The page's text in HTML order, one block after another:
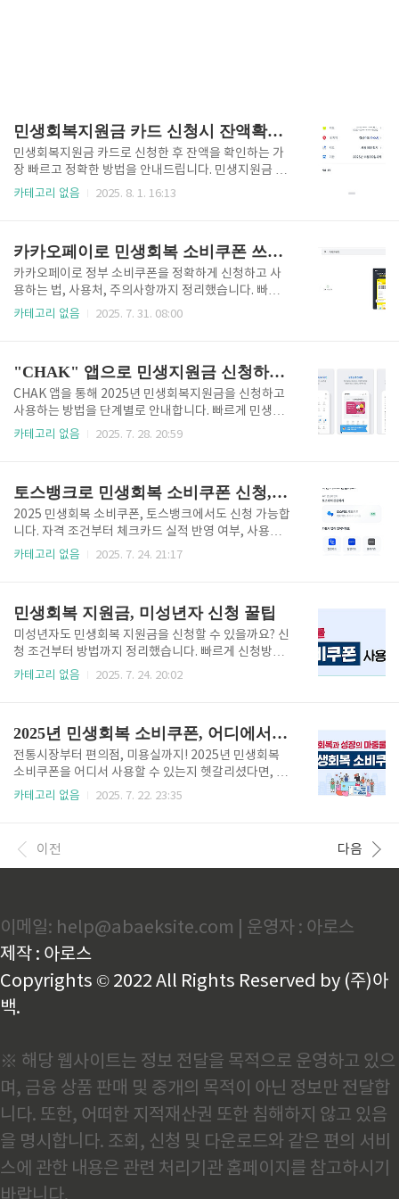
민생회복지원금 카드 신청시 잔액확인 하는법
민생회복지원금 카드로 신청한 후 잔액을 확인하는 가
장 빠르고 정확한 방법을 안내드립니다. 민생지원금 신
청 바로가기 👆 민생회복지원금 카드 신청 개요 민생회
합니다.잔액 확인 방법 요약 신청한 카드사의 앱 또는
홈페이지를 통해 본인 인증 후 잔액을 확인할 수 있습니
다. 예: 국민카드로 신청 시 KB국민카드 앱에서 확인카
드사별 잔액 확인 방법국민카드: KB앱 > 혜택 > 민생지
원금 조회신한카드: 신한플레이 앱 > ‘지원금’ 검색삼성
택..
카테고리 없음 2025. 8. 1. 16:13
카카오페이로 민생회복 소비쿠폰 쓰는 법
카카오페이로 정부 소비쿠폰을 정확하게 신청하고 사
용하는 법, 사용처, 주의사항까지 정리했습니다. 빠르게
소비쿠폰 혜택을 받으시려면 아래 버튼을 눌러보세요.
다. 지역경제 활성화를 목표로 하며, 카카오페이 등 간
편결제 플랫폼과 연동되어 사용할 수 있습니다.사용처:
전통시장, 지역 소상공인 매장, 일부 온라인몰 등카카오
페이로 소비쿠폰 신청하는 방법카카오페이 앱 실행‘이
벤트’ 또는 ‘정부지원 쿠폰’ 메뉴 선택주소지 기준 자격
이로 쿠폰 사용하는 방..
카테고리 없음 2025. 7. 31. 08:00
"CHAK" 앱으로 민생지원금 신청하는 방법 및 사용방법 총정리
CHAK 앱을 통해 2025년 민생회복지원금을 신청하고
사용하는 방법을 단계별로 안내합니다. 빠르게 민생지
원금 받으려면 아래 버튼을 확인하세요. "CHAK" 지원
여 내수 활성화를 목표로 합니다. 거주민, 소상공인, 저
소득층 등을 중심으로 대상이 설정되며 CHAK 앱을 통
해 신청합니다.2. CHAK 앱이란?CHAK 앱은 한국조폐
공사가 운영하는 전국 통합 모바일 지역상품권 플랫폼
입니다. 상품권 구매, 충전, 사용, 가맹점 확인, 민생지
생지원금..
카테고리 없음 2025. 7. 28. 20:59
토스뱅크로 민생회복 소비쿠폰 신청, 꼭 알아야 할 질문들!
2025 민생회복 소비쿠폰, 토스뱅크에서도 신청 가능합
니다. 자격 조건부터 체크카드 실적 반영 여부, 사용처
까지 자주 묻는 질문을 정리했습니다. 빠르게 소비쿠폰
한부모 가정 또는 차상위 계층 두텁게 지원기초생활수
급자 두텁게 지원※ 체크카드 실적이 없어도 신청 가능
합니다!Q2. 토스뱅크 체크카드가 꼭 있어야 하나요? 토
스뱅크 체크카드로 사용 하시려면 토스뱅크 체크카드
가 필요합니다.카드사 앱이 있으면 카드사앱으로 연결
클릭본인 인증 (PASS ..
카테고리 없음 2025. 7. 24. 21:17
민생회복 지원금, 미성년자 신청 꿀팁
미성년자도 민생회복 지원금을 신청할 수 있을까요? 신
청 조건부터 방법까지 정리했습니다. 빠르게 신청방법
을 원하시면 아래 버튼에서 확인하세요. 지금 바로 신청
또는 포인트 형태로 지원하는 제도입니다. 보통은 소득
수준, 가구 구성, 재산 규모 등을 기준으로 지급 대상이
선정되며, 저소득층 또는 복지 사각지대에 있는 국민들
에게 우선 배분됩니다.2. 미성년자도 신청 가능할까? 기
본적으로 대부분의 정부 지원금은 법정 대리인을 통해
지만 아래 조건을 갖춘 경우 예외적으로 미성년자 본인
이 직접 신청..
카테고리 없음 2025. 7. 24. 20:02
2025년 민생회복 소비쿠폰, 어디에서 사용할 수 있을까?
전통시장부터 편의점, 미용실까지! 2025년 민생회복
소비쿠폰을 어디서 사용할 수 있는지 헷갈리셨다면, 이
글에서 대표 업종과 조회 방법을 지역별로 한눈에 확인
용이 가능하지만, 지역마다 약간의 차이가 있으니 반드
시 확인이 필요합니다.전통시장: 시장 상인회 등록 가게
슈퍼/마트: 전통 상권 중심 가맹점학원/문구점: 소규모
학원, 아이 대상 매장안경점/약국: 일부 비대형 매장만
사용 가능📍 지역별 소비쿠폰 사용처 조회 방법 지자체
별 소비..
카테고리 없음 2025. 7. 22. 23:35
이전 다음
이메일: help@abaeksite.com | 운영자 : 아로스
제작 : 아로스
Copyrights © 2022 All Rights Reserved by (주)아
백.
※ 해당 웹사이트는 정보 전달을 목적으로 운영하고 있으
며, 금융 상품 판매 및 중개의 목적이 아닌 정보만 전달합
니다. 또한, 어떠한 지적재산권 또한 침해하지 않고 있음
을 명시합니다. 조회, 신청 및 다운로드와 같은 편의 서비
스에 관한 내용은 관련 처리기관 홈페이지를 참고하시기